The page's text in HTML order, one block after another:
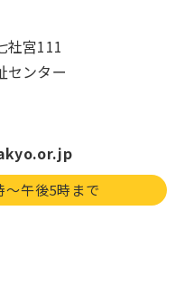
社宮111
センター
午後5時まで